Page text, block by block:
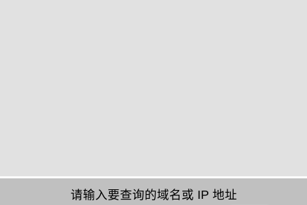
请输入要查询的域名或 IP 地址